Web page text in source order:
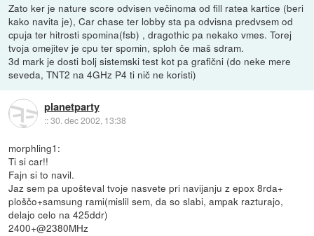
Zato ker je nature score odvisen večinoma od fill ratea kartice (beri
kako navita je), Car chase ter lobby sta pa odvisna predvsem od
cpuja ter hitrosti spomina(fsb) , dragothic pa nekako vmes. Torej
tvoja omejitev je cpu ter spomin, sploh če maš sdram.
3d mark je dosti bolj sistemski test kot pa grafični (do neke mere
seveda, TNT2 na 4GHz P4 ti nič ne koristi)
planetparty
::30. dec 2002, 13:38
morphling1:
Ti si car!!
Fajn si to navil.
Jaz sem pa upošteval tvoje nasvete pri navijanju z epox 8rda+
ploščo+samsung rami(mislil sem, da so slabi, ampak razturajo,
delajo celo na 425ddr)
2400+@2380MHz